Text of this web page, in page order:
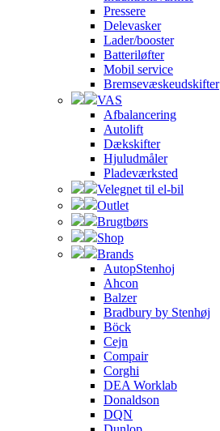
Pressere
Delevasker
Lader/booster
Batteriløfter
Mobil service
Bremsevæskeudskifter
VAS
Afbalancering
Autolift
Dækskifter
Hjuludmåler
Pladeværksted
Velegnet til el-bil
Outlet
Brugtbørs
Shop
Brands
AutopStenhoj
Ahcon
Balzer
Bradbury by Stenhøj
Böck
Cejn
Compair
Corghi
DEA Worklab
Donaldson
DQN